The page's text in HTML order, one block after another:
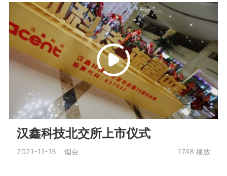
汉鑫科技北交所上市仪式
2021-11-15 烟台 1748 播放